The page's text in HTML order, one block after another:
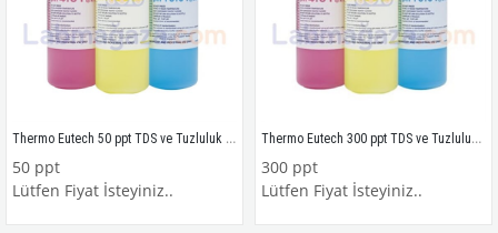
Thermo Eutech 50 ppt TDS ve Tuzluluk Tampon Çözeltisi 3 yıl ömürlü, 480 ml.
50 ppt
Lütfen Fiyat İsteyiniz..
Thermo Eutech 300 ppt TDS ve Tuzluluk Tampon Çözeltisi 3 yıl ömürlü, 480 ml.
300 ppt
Lütfen Fiyat İsteyiniz..